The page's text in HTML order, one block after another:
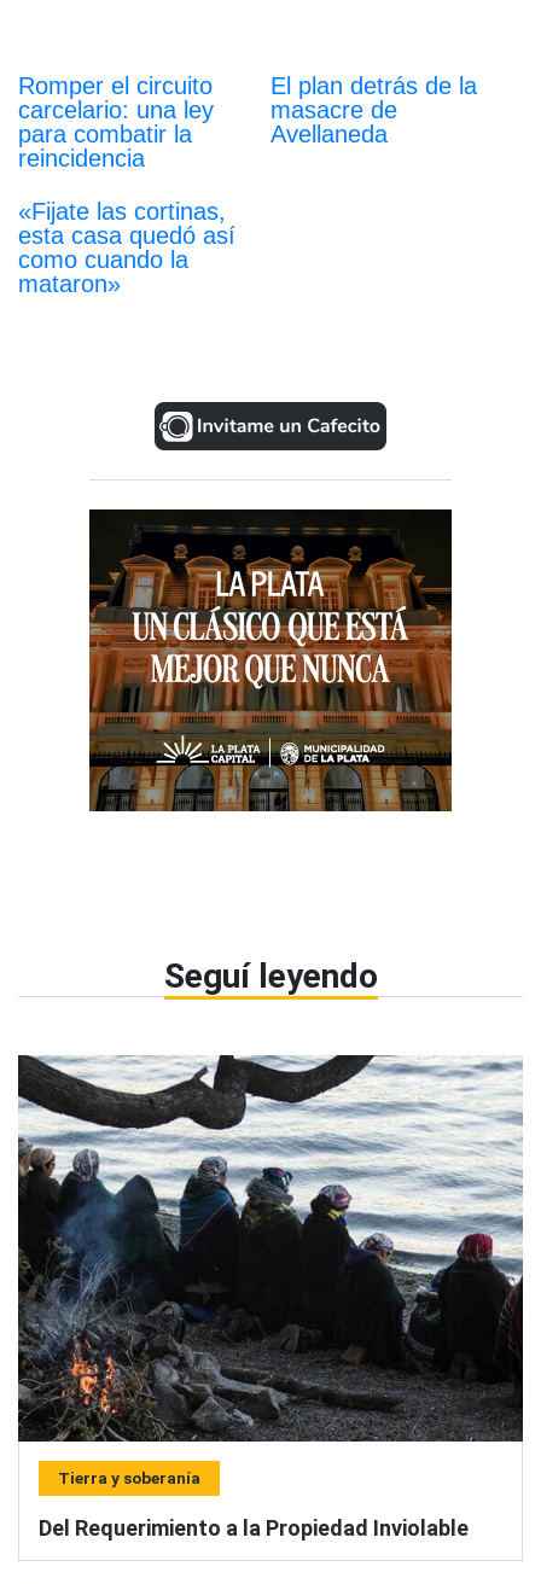
Romper el circuito
carcelario: una ley
para combatir la
reincidencia
El plan detrás de la
masacre de
Avellaneda
«Fijate las cortinas,
esta casa quedó así
como cuando la
mataron»
Seguí leyendo
Tierra y soberanía
Del Requerimiento a la Propiedad Inviolable